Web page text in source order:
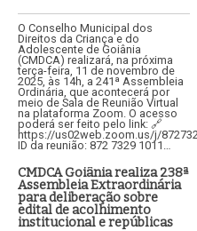
O Conselho Municipal dos
Direitos da Criança e do
Adolescente de Goiânia
(CMDCA) realizará, na próxima
terça-feira, 11 de novembro de
2025, às 14h, a 241ª Assembleia
Ordinária, que acontecerá por
meio de Sala de Reunião Virtual
na plataforma Zoom. O acesso
poderá ser feito pelo link: 🔗
https://us02web.zoom.us/j/
ID da reunião: 872 7329 1011…
CMDCA Goiânia realiza 238ª
Assembleia Extraordinária
para deliberação sobre
edital de acolhimento
institucional e repúblicas